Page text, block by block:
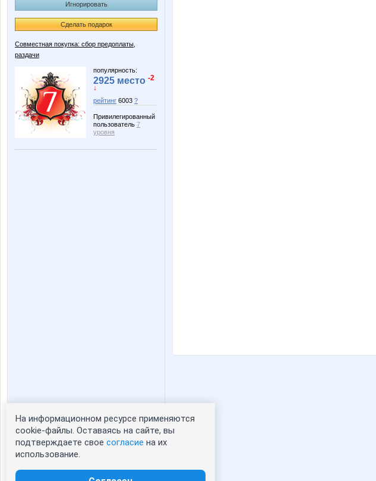
Игнорировать
Сделать подарок
Совместная покупка: сбор предоплаты,
раздачи
популярность:
2925 место -2
↓
рейтинг 6003 ?
Привилегированный
пользователь 7
уровня
Статистика портрета:
сейчас просматривают портрет - 0
зарегистрированные пользователи
На информационном ресурсе применяются
cookie-файлы. Оставаясь на сайте, вы
подтверждаете свое согласие на их
использование.